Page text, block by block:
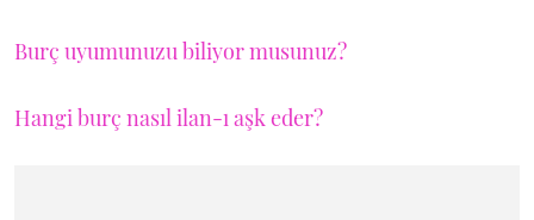
Burç uyumunuzu biliyor musunuz?
Hangi burç nasıl ilan-ı aşk eder?